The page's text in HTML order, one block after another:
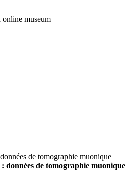
données de tomographie muonique